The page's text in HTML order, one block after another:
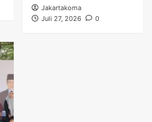
Jakartakoma
Juli 27, 2026
0